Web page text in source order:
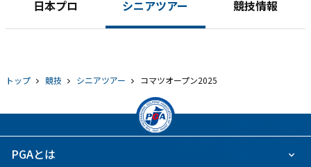
日本プロ シニアツアー 競技情報
トップ 競技 シニアツアー コマツオープン2025
PGAとは